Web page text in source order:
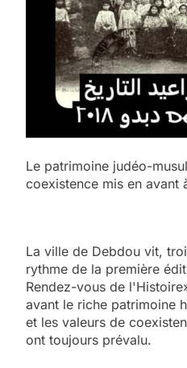
Le patrimoine judéo-
coexistence mis en avant
La ville de Debdou vit,
rythme de la première
Rendez-vous de
avant le riche patrimoine
et les valeurs de
ont toujours prévalu.